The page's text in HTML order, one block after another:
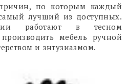
по которым каждый
лучший из доступных.
работают в тесном
мебель ручной
и энтузиазмом.